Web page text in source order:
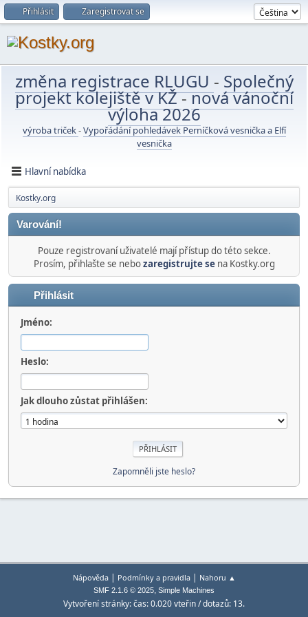
Přihlásit Zaregistrovat se
změna registrace RLUGU - Společný
projekt kolejiště v KŽ-nová vánoční
výloha 2026
výroba triček-Vypořádání pohledávek Perníčková vesnička a Elfí
vesnička
Hlavní nabídka
Kostky.org
Varování!
Pouze registrovaní uživatelé mají přístup do této sekce.
Prosím, přihlašte se nebozaregistrujte sena Kostky.org
Přihlásit
Jméno:
Heslo:
Jak dlouho zůstat přihlášen:
Zapomněli jste heslo?
Nápověda| Podmínky a pravidla| Nahoru ▲
SMF 2.1.6 © 2025, Simple Machines
Vytvoření stránky: čas: 0.020 vteřin / dotazů: 13.